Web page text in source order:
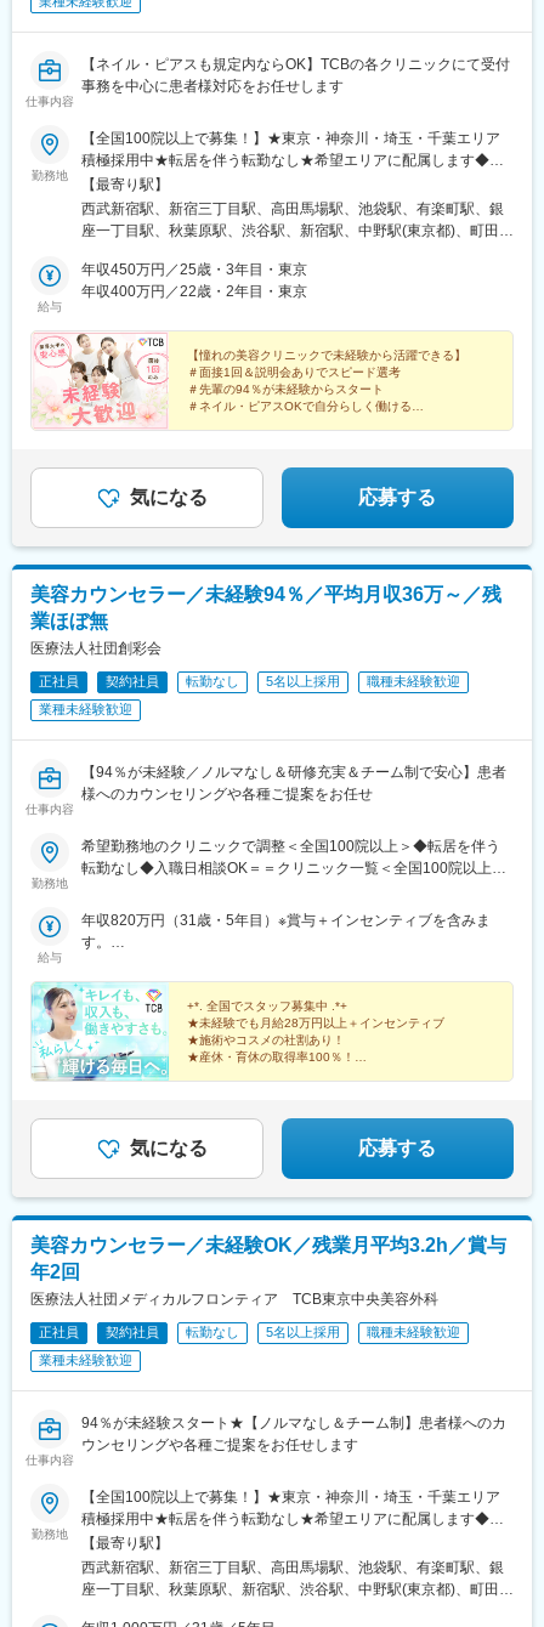
17:30 清掃・環境整備
18:00 退勤
・リィボーダーチェック（LBC）の徹底により、常に「堂々と運
営できる状態」をキープ
・疑問点をその場でクリアにできる文化
・迷わずお子さまに向き合える環境
・一人ひとりに寄り添った支援をしたい方
・保護者にも信頼される働き方をしたい方
・プライベートも大切にしたい方
・年齢や経験に関係なくステップアップしたい方
・海外出張や面接官など新しい挑戦をしたい方
・変化を楽しみ前向きに働きたい方
・対話を重視し支え合える環境を求める方
・制度づくりや仕組みづくりに興味がある方
・短期間で経験を積み市場価値を高めたい方
・児童発達支援管理責任者として支援のプロ
・直接支援を届けるスペシャリストコーチ
・スタジオをマネジメントするリーダー
・品質管理やプロジェクト担当
・新規事業への挑戦
など、多様なキャリアを描くことが可能です。
■当社の特徴：
運動を通じて子どもが自分を好きになれる場づくりを追求。クリ
根づく環境です。
仕事内容
【ネイル・ピアスも規定内ならOK】TCBの各クリニックにて受付
事務を中心に患者様対応をお任せします
勤務地
【全国100院以上で募集！】★東京・神奈川・埼玉・千葉エリア
積極採用中★転居を伴う転勤なし★希望エリアに配属します◆ク
リニック一覧＜全国100院以上展開＞【北海道・東北】旭川駅前
院、青森院、盛岡院、秋田院、山形院、仙台駅前院、福島院、郡
山院 など【関東】新宿東口院、池袋駅前院、品川院、秋葉原
横浜院、大宮東口院、水戸院、つくば院、宇都宮院、高崎院、前
橋院 など【中部】名古屋駅前院 、名古屋栄院、金山院、岐阜
院、長野院、松本院、山梨甲府駅前院 など【近畿】梅田大阪駅
前院、大阪阪急梅田駅前院、枚方院、天王寺院、堺院、なんば
院、心斎橋院、京都駅前院、奈良院、和歌山院、四日市院 など
【中四国】広島院、福山院、松山院、高松院、高知院、徳島院、
松江院、周南徳山駅ビル院 など【九州・沖縄】小倉院、佐賀
煙対策】屋内原則禁煙
【最寄り駅】
西武新宿駅、新宿三丁目駅、高田馬場駅、池袋駅、有楽町駅、銀
座一丁目駅、秋葉原駅、渋谷駅、新宿駅、中野駅(東京都)、町田
浜駅、横浜駅、川崎駅、藤沢駅、本厚木駅、大宮駅(埼玉県)、川口
駅、川越駅、南越谷駅、宇都宮駅、水戸駅、つくば駅、千葉駅、
駅、さっぽろ駅、あおば通駅、福島駅(福島県)、郡山駅(福島県)、
青森駅、盛岡駅、山形駅、秋田駅、矢場町駅、近鉄名古屋駅、金
山駅(愛知県)、豊田市駅、駅前大通駅、名鉄岐阜駅、静岡駅、新浜
松駅、三島広小路駅、長野駅、松本駅、北鉄金沢駅、新潟駅、近
鉄四日市駅、電鉄富山駅、福井駅、甲府駅、東梅田駅、大阪難波
前駅、江坂駅、心斎橋駅、京都駅、烏丸駅、三ノ宮駅、姫路駅、
近鉄奈良駅、和歌山駅、草津駅(滋賀県)、徳山駅、立町駅、福山
駅、県庁前駅(沖縄県)、新宿西口駅、新宿駅(東京メトロ)、学習院
下駅、東池袋駅、日比谷駅、銀座駅、岩本町駅、立川駅、京王八
王子駅、高輪台駅、奥沢駅、神奈川駅、平沼橋駅、京急川崎駅、
石上駅、新越谷駅、宇都宮駅東口駅、新千葉駅、栄町駅(千葉県)、
船橋駅、札幌駅、仙台駅(地下鉄)、曽根田駅、栄駅(愛知県)、名古
屋駅、西高蔵駅、新豊田駅、新豊橋駅、岐阜駅、新静岡駅、浜松
駅、三島田町駅、市役所前駅(長野県)、金沢駅、あすなろう四日市
阿部野橋駅、四ツ橋駅、七条駅、四条駅(京都市営)、三宮駅(神戸
新交通)、山陽姫路駅、田中口駅、八丁堀駅(広島県)、高松築港
県)、東比恵駅、鹿児島中央駅、水道町駅、五島町駅、旭橋駅、西
早稲田駅、末広町駅(東京都)、立川南駅、高輪ゲートウェイ駅、九
り駅、三島駅、七ツ屋駅、富山駅、福井城址大名町駅、なんば駅
(南海線)、大阪駅、天王寺駅、西大橋駅、五条駅(京都市営)、京都
駅、はりまや橋駅、旦過駅、高見橋駅、熊本城・市役所前駅、長
崎駅(長崎県)、美栄橋駅
給与
年収450万円／25歳・3年目・東京
年収400万円／22歳・2年目・東京
【憧れの美容クリニックで未経験から活躍できる】
＃面接1回＆説明会ありでスピード選考
＃先輩の94％が未経験からスタート
＃ネイル・ピアスOKで自分らしく働ける
気になる 応募する
美容カウンセラー／未経験94％／平均月収36万～／残
業ほぼ無
医療法人社団創彩会
正社員 契約社員 転勤なし 5名以上採用
職種未経験歓迎
業種未経験歓迎
仕事内容
【94％が未経験／ノルマなし＆研修充実＆チーム制で安心】患者
様へのカウンセリングや各種ご提案をお任せ
勤務地
希望勤務地のクリニックで調整＜全国100院以上＞◆転居を伴う
転勤なし◆入職日相談OK＝＝クリニック一覧＜全国100院以上展
岡院、秋田院、山形院、仙台駅前院、福島院、郡山院など【関
東】新宿東口院、池袋駅前院、品川院、秋葉原院、町田院、八王
院、水戸院、つくば院、宇都宮院、高崎院、前橋院など【中部】
名古屋栄院、岐阜院、静岡院、浜松院、三島院、新潟院、金沢
院、福井院、富山院、長野院、松本院、山梨甲府駅前院など【近
畿】大阪駅前院、天王寺院、京都駅前院、奈良院、姫路院、神戸
院、和歌山院、四日市院など【中四国】広島院、福山院、松山
院、高松院、高知院、徳島院、松江院、周南徳山駅ビル院【九
院、鹿児島院、那覇院など※受動喫煙対策あり
給与
年収820万円（31歳・5年目）※賞与＋インセンティブを含みま
す。
す。
+*. 全国でスタッフ募集中 .*+
★未経験でも月給28万円以上＋インセンティブ
★施術やコスメの社割あり！
★産休・育休の取得率100％！
気になる 応募する
美容カウンセラー／未経験OK／残業月平均3.2h／賞与
年2回
医療法人社団メディカルフロンティア TCB東京中央美容外科
正社員 契約社員 転勤なし 5名以上採用
職種未経験歓迎
業種未経験歓迎
仕事内容
94％が未経験スタート★【ノルマなし＆チーム制】患者様へのカ
ウンセリングや各種ご提案をお任せします
勤務地
【全国100院以上で募集！】★東京・神奈川・埼玉・千葉エリア
積極採用中★転居を伴う転勤なし★希望エリアに配属します◆ク
リニック一覧＜全国100院以上展開＞【北海道・東北】旭川駅前
院、青森院、盛岡院、秋田院、山形院、仙台駅前院、福島院、郡
山院 など【関東】新宿東口院、池袋駅前院、品川院、秋葉原
【最寄り駅】
西武新宿駅、新宿三丁目駅、高田馬場駅、池袋駅、有楽町駅、銀
座一丁目駅、秋葉原駅、新宿駅、渋谷駅、中野駅(東京都)、町田